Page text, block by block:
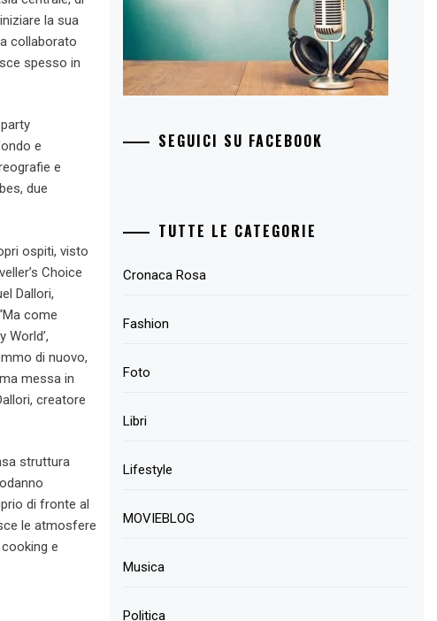
la sua
collaborato
spesso in
e
e
due
ospiti, visto
Choice
Dallori,
come
di nuovo,
messa in
creatore
struttura
di fronte al
le atmosfere
e
SEGUICI SU FACEBOOK
TUTTE LE CATEGORIE
Cronaca Rosa
Fashion
Foto
Libri
Lifestyle
MOVIEBLOG
Musica
Politica